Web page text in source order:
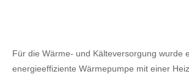
Für die Wärme- und Kälteversorgung wurde
energieeffiziente Wärmepumpe mit einer